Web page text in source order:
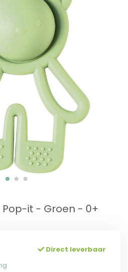
it - Groen - 0+
Direct leverbaar